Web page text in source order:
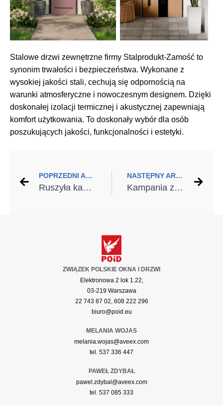
Stalowe drzwi zewnętrzne firmy Stalprodukt-Zamość to
synonim trwałości i bezpieczeństwa. Wykonane z
wysokiej jakości stali, cechują się odpornością na
warunki atmosferyczne i nowoczesnym designem. Dzięki
doskonałej izolacji termicznej i akustycznej zapewniają
komfort użytkowania. To doskonały wybór dla osób
poszukujących jakości, funkcjonalności i estetyki.
POPRZEDNI ARTYKUŁ
Ruszyła kampania w stacjach radiowych!
NASTĘPNY ARTYKUŁ
Kampania ze wsparciem KRISHOME
ZWIĄZEK POLSKIE OKNA I DRZWI
Elektronowa 2 lok 1.22,
03-219 Warszawa
22 743 87 02, 608 222 296
biuro@poid.eu
MELANIA WOJAS
melania.wojas@aveex.com
tel. 537 336 447
PAWEŁ ZDYBAŁ
pawel.zdybal@aveex.com
tel. 537 085 333